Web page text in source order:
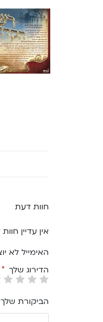
חוות דעת
אין עדיין
האימייל לא
הדירוג שלך *
הביקורת שלך